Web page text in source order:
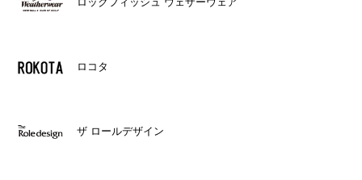
ロコタ
ザ ロールデザイン